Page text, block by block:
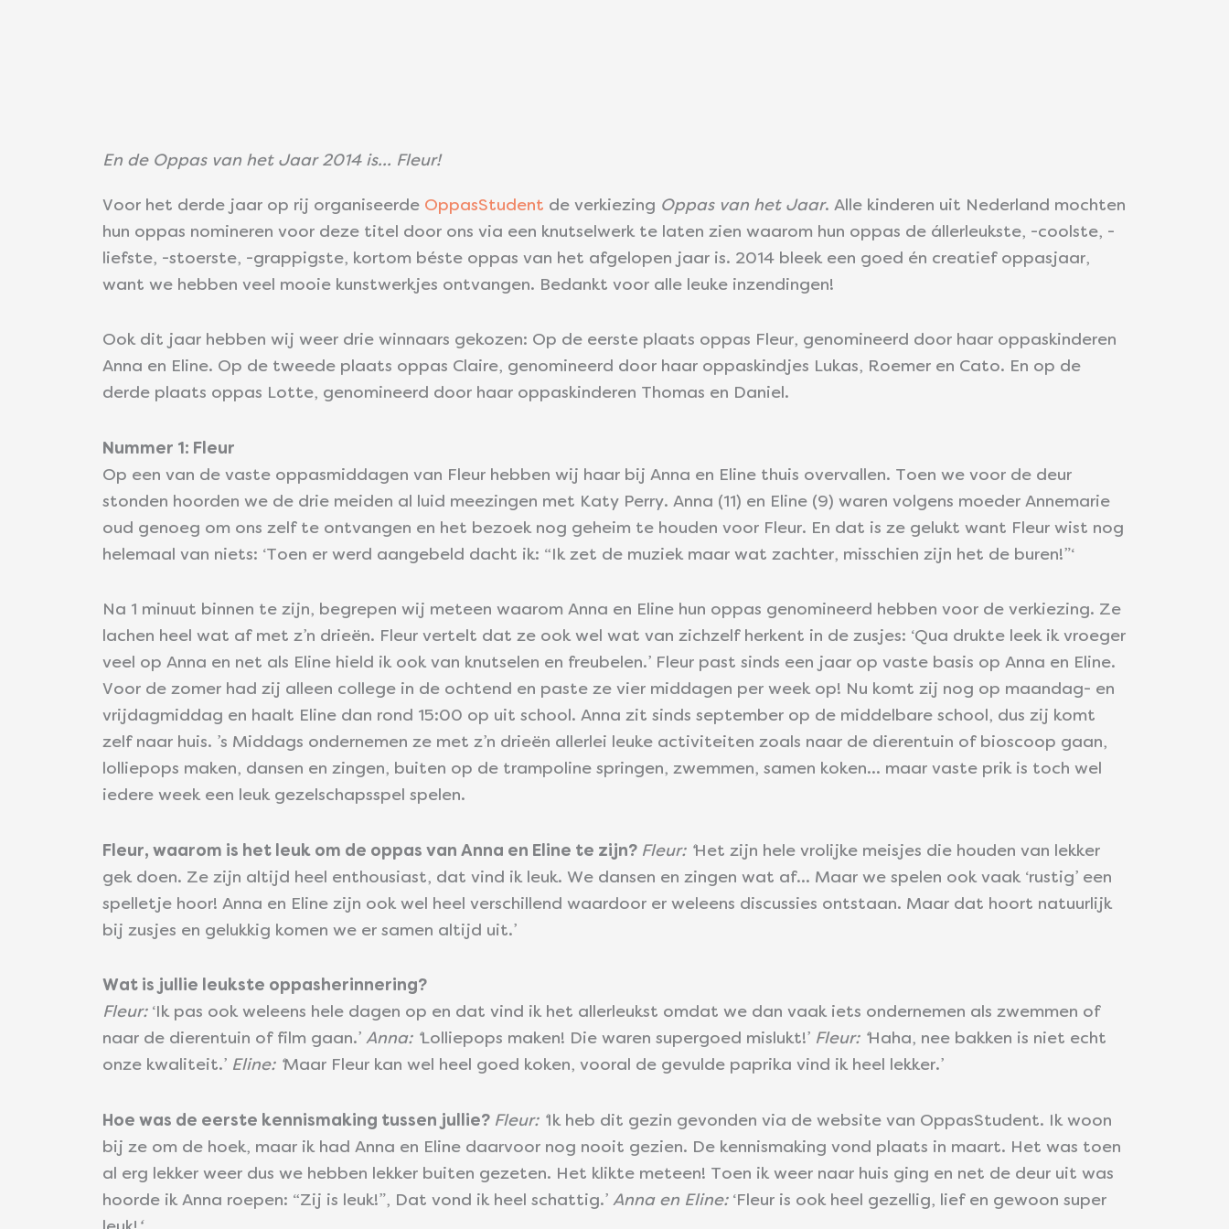
En de Oppas van het Jaar 2014 is… Fleur!
Voor het derde jaar op rij organiseerde OppasStudent de verkiezing Oppas van het Jaar. Alle kinderen uit Nederland mochten
hun oppas nomineren voor deze titel door ons via een knutselwerk te laten zien waarom hun oppas de állerleukste, -coolste, -
liefste, -stoerste, -grappigste, kortom béste oppas van het afgelopen jaar is. 2014 bleek een goed én creatief oppasjaar,
want we hebben veel mooie kunstwerkjes ontvangen. Bedankt voor alle leuke inzendingen!
Ook dit jaar hebben wij weer drie winnaars gekozen: Op de eerste plaats oppas Fleur, genomineerd door haar oppaskinderen
Anna en Eline. Op de tweede plaats oppas Claire, genomineerd door haar oppaskindjes Lukas, Roemer en Cato. En op de
derde plaats oppas Lotte, genomineerd door haar oppaskinderen Thomas en Daniel.
Nummer 1: Fleur
Op een van de vaste oppasmiddagen van Fleur hebben wij haar bij Anna en Eline thuis overvallen. Toen we voor de deur
stonden hoorden we de drie meiden al luid meezingen met Katy Perry. Anna (11) en Eline (9) waren volgens moeder Annemarie
oud genoeg om ons zelf te ontvangen en het bezoek nog geheim te houden voor Fleur. En dat is ze gelukt want Fleur wist nog
helemaal van niets: ‘Toen er werd aangebeld dacht ik: “Ik zet de muziek maar wat zachter, misschien zijn het de buren!”‘
Na 1 minuut binnen te zijn, begrepen wij meteen waarom Anna en Eline hun oppas genomineerd hebben voor de verkiezing. Ze
lachen heel wat af met z’n drieën. Fleur vertelt dat ze ook wel wat van zichzelf herkent in de zusjes: ‘Qua drukte leek ik vroeger
veel op Anna en net als Eline hield ik ook van knutselen en freubelen.’ Fleur past sinds een jaar op vaste basis op Anna en Eline.
Voor de zomer had zij alleen college in de ochtend en paste ze vier middagen per week op! Nu komt zij nog op maandag- en
vrijdagmiddag en haalt Eline dan rond 15:00 op uit school. Anna zit sinds september op de middelbare school, dus zij komt
zelf naar huis. ’s Middags ondernemen ze met z’n drieën allerlei leuke activiteiten zoals naar de dierentuin of bioscoop gaan,
lolliepops maken, dansen en zingen, buiten op de trampoline springen, zwemmen, samen koken… maar vaste prik is toch wel
iedere week een leuk gezelschapsspel spelen.
Fleur, waarom is het leuk om de oppas van Anna en Eline te zijn? Fleur: ‘Het zijn hele vrolijke meisjes die houden van lekker
gek doen. Ze zijn altijd heel enthousiast, dat vind ik leuk. We dansen en zingen wat af… Maar we spelen ook vaak ‘rustig’ een
spelletje hoor! Anna en Eline zijn ook wel heel verschillend waardoor er weleens discussies ontstaan. Maar dat hoort natuurlijk
bij zusjes en gelukkig komen we er samen altijd uit.’
Wat is jullie leukste oppasherinnering?
Fleur:‘Ik pas ook weleens hele dagen op en dat vind ik het allerleukst omdat we dan vaak iets ondernemen als zwemmen of
naar de dierentuin of film gaan.’ Anna: ‘Lolliepops maken! Die waren supergoed mislukt!’ Fleur: ‘Haha, nee bakken is niet echt
onze kwaliteit.’ Eline: ‘Maar Fleur kan wel heel goed koken, vooral de gevulde paprika vind ik heel lekker.’
Hoe was de eerste kennismaking tussen jullie? Fleur: ‘Ik heb dit gezin gevonden via de website van OppasStudent. Ik woon
bij ze om de hoek, maar ik had Anna en Eline daarvoor nog nooit gezien. De kennismaking vond plaats in maart. Het was toen
al erg lekker weer dus we hebben lekker buiten gezeten. Het klikte meteen! Toen ik weer naar huis ging en net de deur uit was
hoorde ik Anna roepen: “Zij is leuk!”, Dat vond ik heel schattig.’ Anna en Eline:‘Fleur is ook heel gezellig, lief en gewoon super